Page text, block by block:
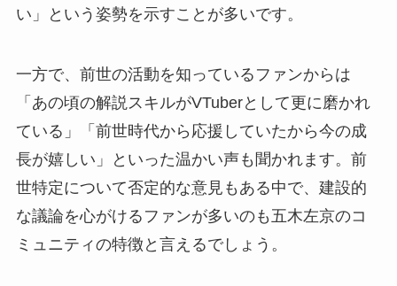
い」という姿勢を示すことが多いです。
一方で、前世の活動を知っているファンからは
「あの頃の解説スキルがVTuberとして更に磨かれ
ている」「前世時代から応援していたから今の成
長が嬉しい」といった温かい声も聞かれます。前
世特定について否定的な意見もある中で、建設的
な議論を心がけるファンが多いのも五木左京のコ
ミュニティの特徴と言えるでしょう。